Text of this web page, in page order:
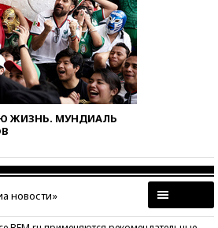
ЖИЗНЬ. МУНДИАЛЬ
новости»